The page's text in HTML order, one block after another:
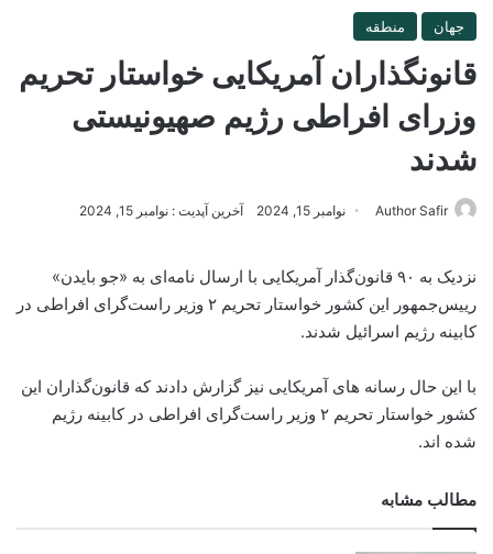
جهان منطقه
قانونگذاران آمریکایی خواستار تحریم
وزرای افراطی رژیم صهیونیستی
شدند
Author Safir نوامبر 15, 2024 آخرین آپدیت : نوامبر 15, 2024
نزدیک به ۹۰ قانون‌گذار آمریکایی با ارسال نامه‌ای به «جو بایدن»
رییس‌جمهور این کشور خواستار تحریم ۲ وزیر راست‌گرای افراطی در
کابینه رژیم اسرائیل شدند.
با این حال رسانه های آمریکایی نیز گزارش دادند که قانون‌گذاران این
کشور خواستار تحریم ۲ وزیر راست‌گرای افراطی در کابینه رژیم
شده اند.
مطالب مشابه